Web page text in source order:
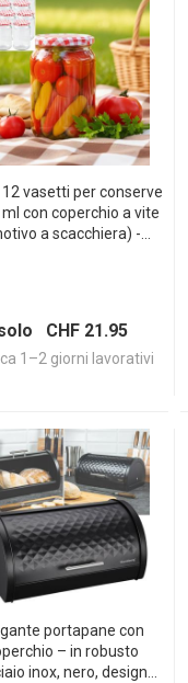
vasetti per conserve
ml con coperchio a vite
a scacchiera) -
CHF 21.95
1–2 giorni lavorativi
portapane con
– in robusto
inox, nero, design